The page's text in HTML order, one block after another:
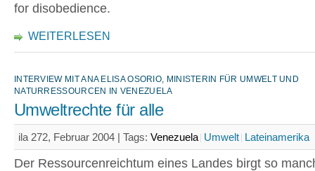
for disobedience.
WEITERLESEN
INTERVIEW MIT ANA ELISA OSORIO, MINISTERIN FÜR UMWELT UND
NATURRESSOURCEN IN VENEZUELA
Umweltrechte für alle
ila 272, Februar 2004 | Tags: Venezuela Umwelt Lateinamerika
Der Ressourcenreichtum eines Landes birgt so